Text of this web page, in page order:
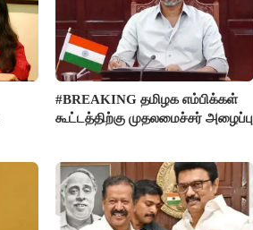
#BREAKING தமிழக எம்பிக்கள்
கூட்டத்திற்கு முதலமைச்சர் அழைப்பு